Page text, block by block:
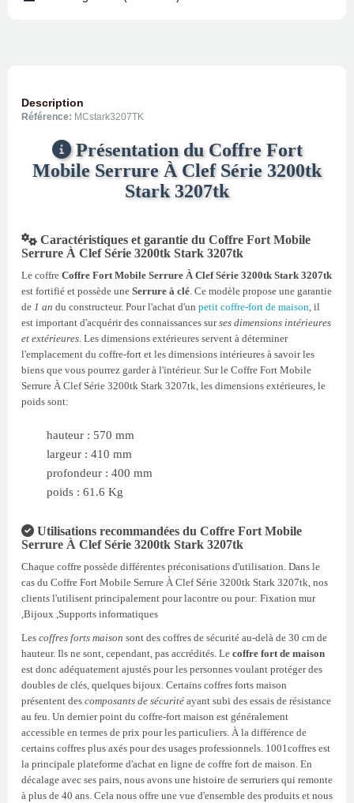
Description
Référence: MCstark3207TK
Présentation du Coffre Fort
Mobile Serrure À Clef Série 3200tk
Stark 3207tk
Caractéristiques et garantie du Coffre Fort Mobile
Serrure À Clef Série 3200tk Stark 3207tk
Le coffre Coffre Fort Mobile Serrure À Clef Série 3200tk Stark 3207tk
est fortifié et possède une Serrure à clé. Ce modèle propose une garantie
de 1 an du constructeur. Pour l'achat d'un petit coffre-fort de maison, il
est important d'acquérir des connaissances surses dimensions intérieures
et extérieures. Les dimensions extérieures servent à déterminer
l'emplacement du coffre-fort et les dimensions intérieures à savoir les
biens que vous pourrez garder à l'intérieur. Sur le Coffre Fort Mobile
Serrure À Clef Série 3200tk Stark 3207tk, les dimensions extérieures, le
poids sont:
hauteur : 570 mm
largeur : 410 mm
profondeur : 400 mm
poids : 61.6 Kg
Utilisations recommandées du Coffre Fort Mobile
Serrure À Clef Série 3200tk Stark 3207tk
Chaque coffre possède différentes préconisations d'utilisation. Dans le
cas du Coffre Fort Mobile Serrure À Clef Série 3200tk Stark 3207tk, nos
clients l'utilisent principalement pour lacontre ou pour: Fixation mur
,Bijoux ,Supports informatiques
Les coffres forts maison sont des coffres de sécurité au-delà de 30 cm de
hauteur. Ils ne sont, cependant, pas accrédités. Le coffre fort de maison
est donc adéquatement ajustés pour les personnes voulant protéger des
doubles de clés, quelques bijoux. Certains coffres forts maison
présentent des composants de sécurité ayant subi des essais de résistance
au feu. Un dernier point du coffre-fort maison est généralement
accessible en termes de prix pour les particuliers. À la différence de
certains coffres plus axés pour des usages professionnels. 1001coffres est
la principale plateforme d'achat en ligne de coffre fort de maison. En
décalage avec ses pairs, nous avons une histoire de serruriers qui remonte
à plus de 40 ans. Cela nous offre une vue d'ensemble des produits et nous